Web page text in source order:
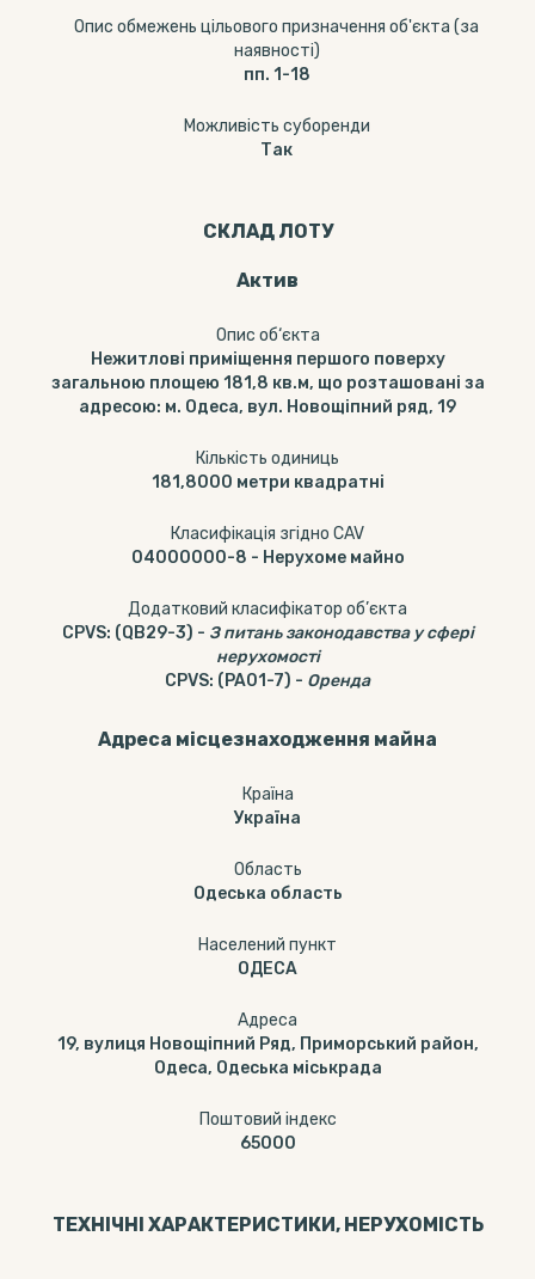
Опис обмежень цільового призначення об'єкта (за
наявності)
пп. 1-18
Можливість суборенди
Так
СКЛАД ЛОТУ
Актив
Опис об‘єкта
Нежитлові приміщення першого поверху
загальною площею 181,8 кв.м, що розташовані за
адресою: м. Одеса, вул. Новощіпний ряд, 19
Кількість одиниць
181,8000 метри квадратні
Класифікація згідно CAV
04000000-8 - Нерухоме майно
Додатковий класифікатор об’єкта
CPVS: (QB29-3) - З питань законодавства у сфері
нерухомості
CPVS: (PA01-7) - Оренда
Адреса місцезнаходження майна
Країна
Україна
Область
Одеська область
Населений пункт
ОДЕСА
Адреса
19, вулиця Новощіпний Ряд, Приморський район,
Одеса, Одеська міськрада
Поштовий індекс
65000
ТЕХНІЧНІ ХАРАКТЕРИСТИКИ, НЕРУХОМІСТЬ